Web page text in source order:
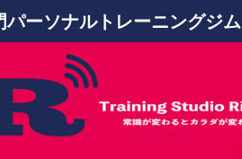
パーソナルトレーニングジム